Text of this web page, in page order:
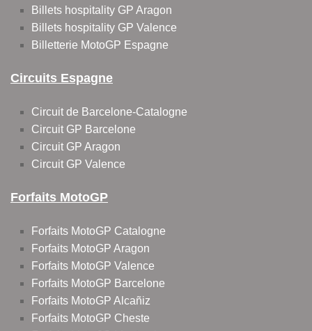
Billets hospitality GP Aragon
Billets hospitality GP Valence
Billetterie MotoGP Espagne
Circuits Espagne
Circuit de Barcelone-Catalogne
Circuit GP Barcelone
Circuit GP Aragon
Circuit GP Valence
Forfaits MotoGP
Forfaits MotoGP Catalogne
Forfaits MotoGP Aragon
Forfaits MotoGP Valence
Forfaits MotoGP Barcelone
Forfaits MotoGP Alcañiz
Forfaits MotoGP Cheste